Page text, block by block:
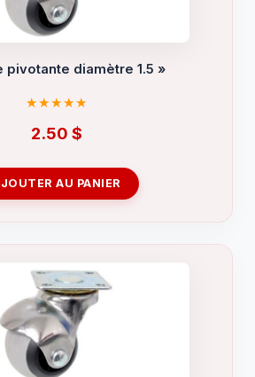
pivotante diamètre 1.5 »
2.50 $
AU PANIER